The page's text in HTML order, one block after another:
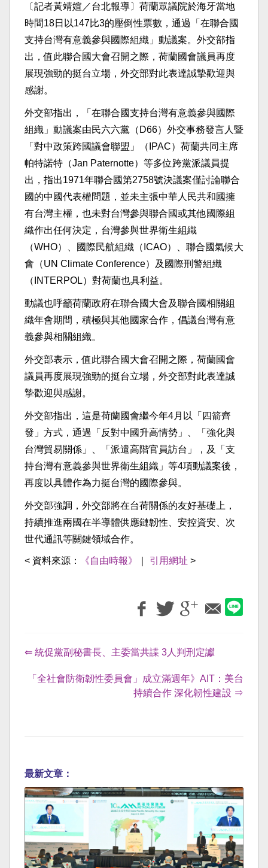
〔記者黃靖媗／台北報導〕荷蘭眾議院於海牙當地
時間18日以147比3的壓倒性票數，通過「在聯合國
支持台灣有意義參與國際組織」動議案。外交部指
出，值此聯合國大會召開之際，荷蘭國會議員再度
展現強勁的挺台立場，外交部對此表達誠摯歡迎與
感謝。
外交部指出，「在聯合國支持台灣有意義參與國際
組織」動議案由民六六黨（D66）外交事務發言人暨
「對中政策跨國議會聯盟」（IPAC）荷蘭共同主席
帕特諾特（Jan Paternotte）等多位跨黨派議員提
出，指出1971年聯合國第2758號決議案僅討論聯合
國的中國代表權問題，並未主張中華人民共和國擁
有台灣主權，也未對台灣參與聯合國或其他國際組
織作出任何決定，台灣參與世界衛生組織
（WHO）、國際民航組織（ICAO）、聯合國氣候大
會（UN Climate Conference）及國際刑警組織
（INTERPOL）對荷蘭也具利益。
動議也呼籲荷蘭政府在聯合國大會及聯合國相關組
織年會期間，積極與其他國家合作，倡議台灣有意
義參與相關組織。
外交部表示，值此聯合國大會召開之際，荷蘭國會
議員再度展現強勁的挺台立場，外交部對此表達誠
摯歡迎與感謝。
外交部指出，這是荷蘭國會繼今年4月以「四箭齊
發」方式，通過「反對中國升高情勢」、「強化與
台灣貿易關係」、「派遣高階官員訪台」，及「支
持台灣有意義參與世界衛生組織」等4項動議案後，
再度以具體作為力挺台灣的國際參與。
外交部強調，外交部將在台荷關係的友好基礎上，
持續推進兩國在半導體供應鏈韌性、安控資安、次
世代通訊等關鍵領域合作。
< 資料來源： 《自由時報》 引用網址 >
⇐ 統促黨副秘書長、主委當共諜 3人判刑定讞
「全社會防衛韌性委員會」成立滿週年》AIT：美台
持續合作 深化韌性建設 ⇒
最新文章：